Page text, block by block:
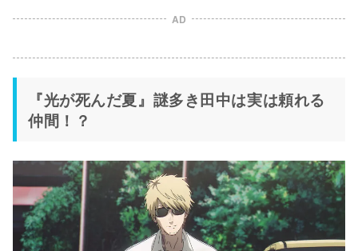
AD
『光が死んだ夏』謎多き田中は実は頼れる
仲間！？